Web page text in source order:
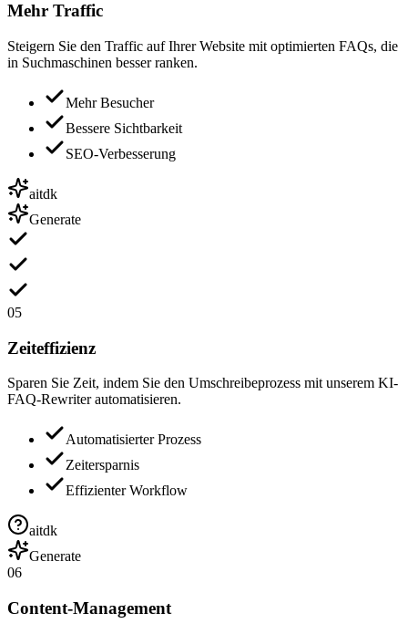
Mehr Traffic
Steigern Sie den Traffic auf Ihrer Website mit optimierten FAQs, die
in Suchmaschinen besser ranken.
Mehr Besucher
Bessere Sichtbarkeit
SEO-Verbesserung
aitdk
Generate
05
Zeiteffizienz
Sparen Sie Zeit, indem Sie den Umschreibeprozess mit unserem KI-
FAQ-Rewriter automatisieren.
Automatisierter Prozess
Zeitersparnis
Effizienter Workflow
aitdk
Generate
06
Content-Management